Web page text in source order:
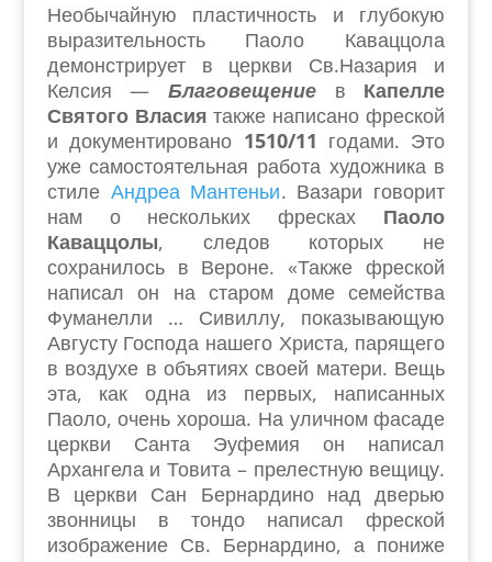
Необычайную пластичность и глубокую
выразительность Паоло Каваццола
демонстрирует в церкви Св.Назария и
Келсия — Благовещение в Капелле
Святого Власия также написано фреской
и документировано 1510/11 годами. Это
уже самостоятельная работа художника в
стиле Андреа Мантеньи. Вазари говорит
нам о нескольких фресках Паоло
Каваццолы, следов которых не
сохранилось в Вероне. «Также фреской
написал он на старом доме семейства
Фуманелли … Сивиллу, показывающую
Августу Господа нашего Христа, парящего
в воздухе в объятиях своей матери. Вещь
эта, как одна из первых, написанных
Паоло, очень хороша. На уличном фасаде
церкви Санта Эуфемия он написал
Архангела и Товита – прелестную вещицу.
В церкви Сан Бернардино над дверью
звонницы в тондо написал фреской
изображение Св. Бернардино, а пониже